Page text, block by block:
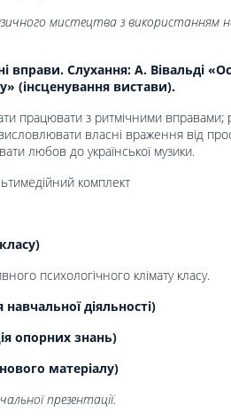
мистецтва з використанням
вправи. Слу­хання: А. Вівальді
(інсценування вистави).
працювати з ритмічними вправами;
власні враження від
любов до української музики.
комплект
психологічного клімату класу.
діяльності)
опорних знань)
матеріалу)
презентації.